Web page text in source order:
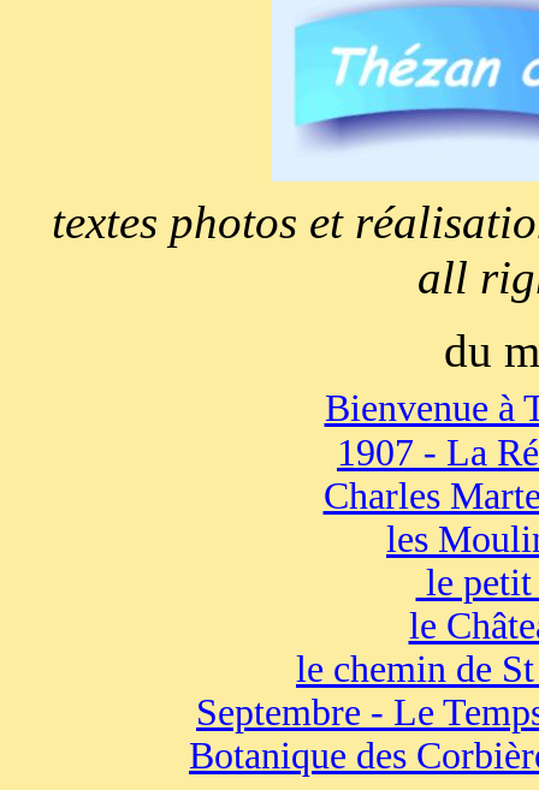
textes photos et
all
du
Bienvenue à
1907 - La
Charles
les
le
le
le chemin de
Septembre - Le
Botanique des